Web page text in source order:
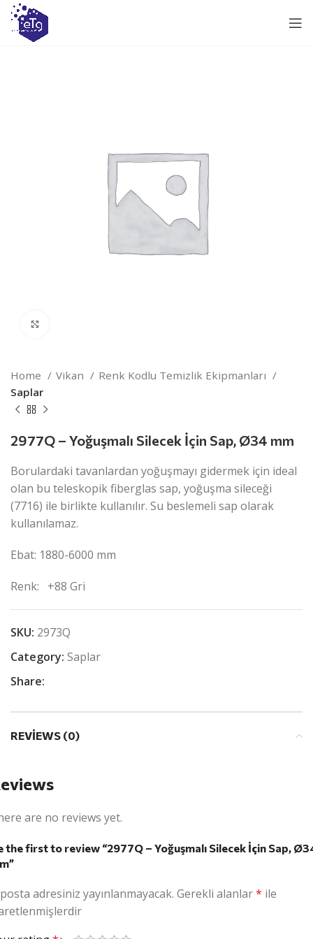
Home Vikan
Renk Kodlu Temizlik Ekipmanları
Saplar
2977Q – Yoğuşmalı Silecek İçin Sap, Ø34 mm
Borulardaki tavanlardan yoğuşmayı gidermek için ideal
olan bu teleskopik fiberglas sap, yoğuşma sileceği
(7716) ile birlikte kullanılır. Su beslemeli sap olarak
kullanılamaz.
Ebat: 1880-6000 mm
Renk: +88 Gri
SKU: 2973Q
Category: Saplar
Share:
REVIEWS (0)
are no reviews yet.
the first to review “2977Q – Yoğuşmalı Silecek İçin Sap,
adresiniz yayınlanmayacak. Gerekli alanlar* ile